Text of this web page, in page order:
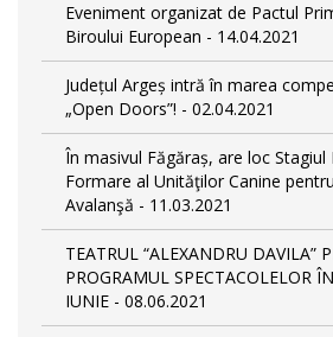
Eveniment organizat de Pactul
Biroului European - 14.04.2021
Județul Argeș intră în marea
„Open Doors”! - 02.04.2021
În masivul Făgăraș, are loc Stagiul
Formare al Unităţilor Canine
Avalanşă - 11.03.2021
TEATRUL “ALEXANDRU DAVILA”
PROGRAMUL SPECTACOLELOR
IUNIE - 08.06.2021